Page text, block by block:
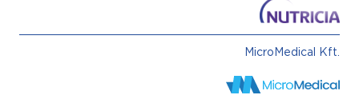
MicroMedical Kft.